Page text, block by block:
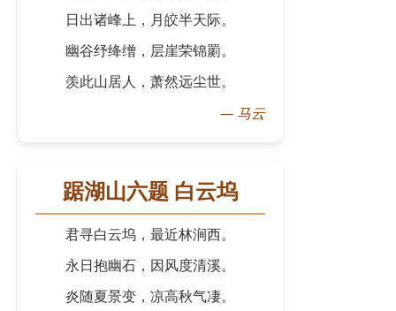
日出诸峰上，月皎半天际。
幽谷纾绛缯，层崖荣锦罽。
羡此山居人，萧然远尘世。
— 马云
踞湖山六题 白云坞
君寻白云坞，最近林涧西。
永日抱幽石，因风度清溪。
炎随夏景变，凉高秋气凄。